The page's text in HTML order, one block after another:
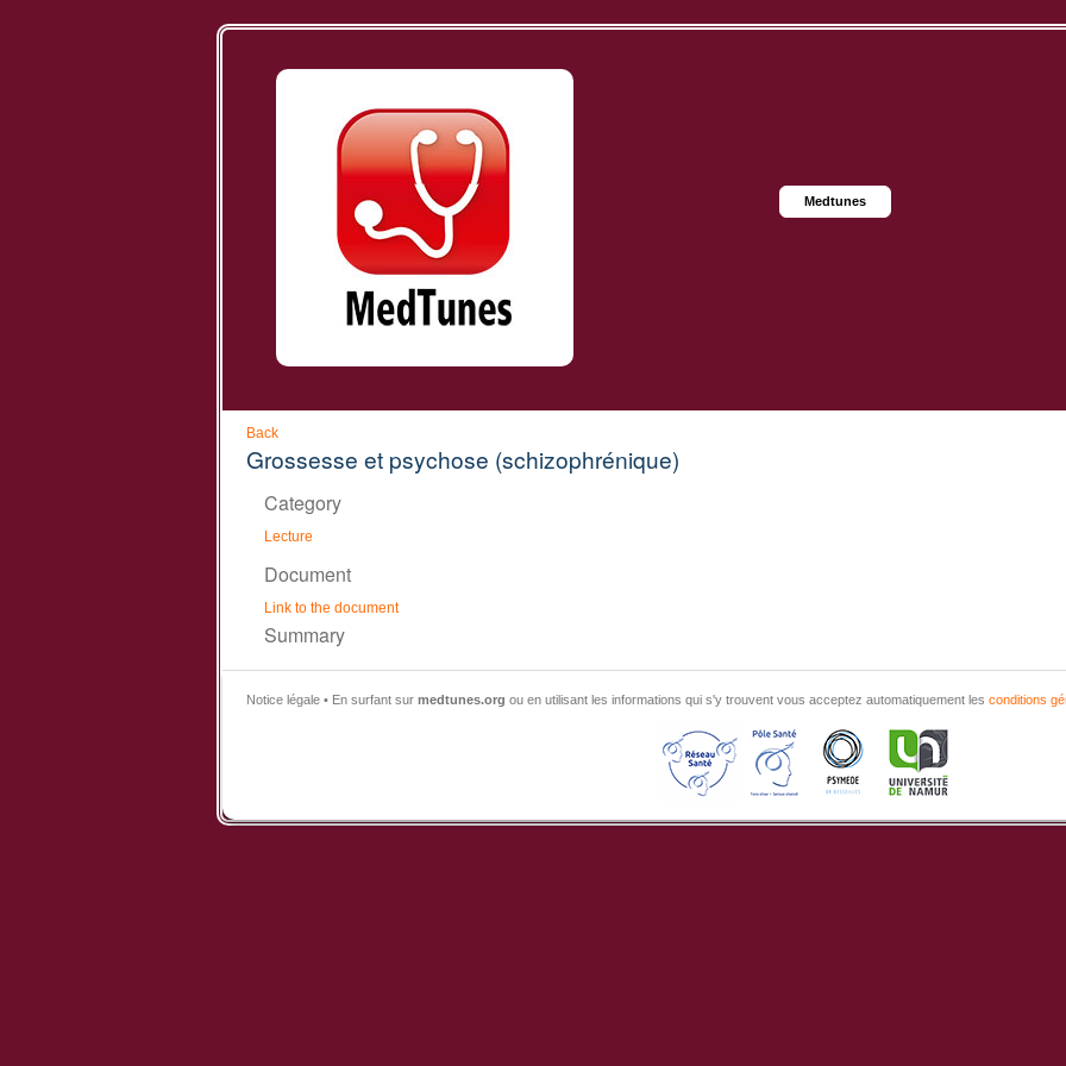
Medtunes
Back
Grossesse et psychose (schizophrénique)
Category
Lecture
Document
Link to the document
Summary
Notice légale • En surfant sur medtunes.org ou en utilisant les informations qui s'y trouvent vous acceptez automatiquement les conditions